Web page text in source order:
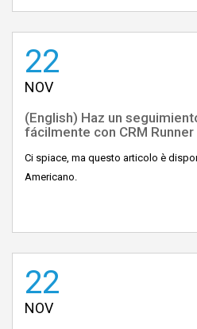
22
NOV
(English) Haz un
fácilmente con CRM Runner
Ci spiace, ma questo articolo è
Americano.
22
NOV